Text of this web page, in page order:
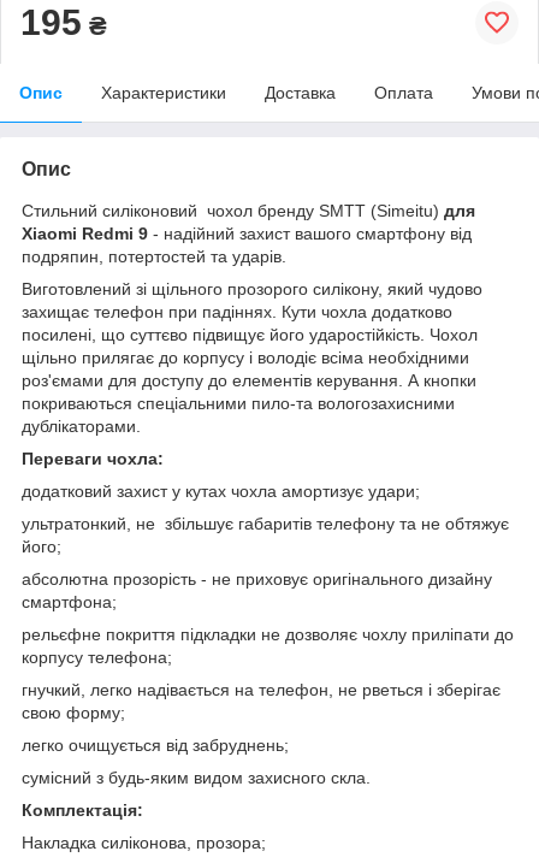
195 ₴
Опис Характеристики Доставка Оплата Умови
Опис
Стильний силіконовий чохол бренду SMTT (Simeitu) для
Xiaomi Redmi 9 - надійний захист вашого смартфону від
подряпин, потертостей та ударів.
Виготовлений зі щільного прозорого силікону, який чудово
захищає телефон при падіннях. Кути чохла додатково
посилені, що суттєво підвищує його ударостійкість. Чохол
щільно прилягає до корпусу і володіє всіма необхідними
роз'ємами для доступу до елементів керування. А кнопки
покриваються спеціальними пило-та вологозахисними
дублікаторами.
Переваги чохла:
додатковий захист у кутах чохла амортизує удари;
ультратонкий, не збільшує габаритів телефону та не обтяжує
його;
абсолютна прозорість - не приховує оригінального дизайну
смартфона;
рельєфне покриття підкладки не дозволяє чохлу приліпати до
корпусу телефона;
гнучкий, легко надівається на телефон, не рветься і зберігає
свою форму;
легко очищується від забруднень;
сумісний з будь-яким видом захисного скла.
Комплектація:
Накладка силіконова, прозора;